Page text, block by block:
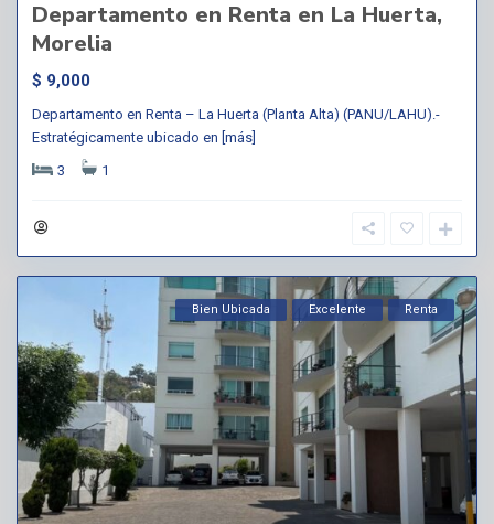
Departamento en Renta en La Huerta,
Morelia
$ 9,000
Departamento en Renta – La Huerta (Planta Alta) (PANU/LAHU).-
Estratégicamente ubicado en [más]
3
1
Bien Ubicada Excelente Renta